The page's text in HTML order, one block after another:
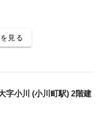
見る
字小川 (小川町駅) 2階建